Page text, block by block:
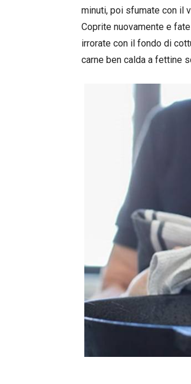
minuti, poi sfumate con il
Coprite nuovamente e
irrorate con il fondo di
carne ben calda a fettine